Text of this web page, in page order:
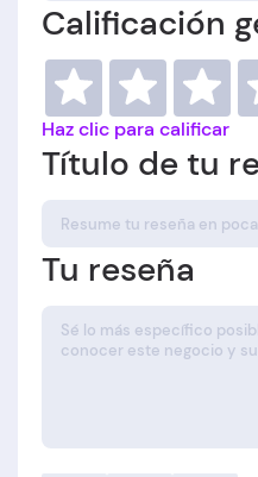
Calificación
Haz clic para calificar
Título de tu
Tu reseña